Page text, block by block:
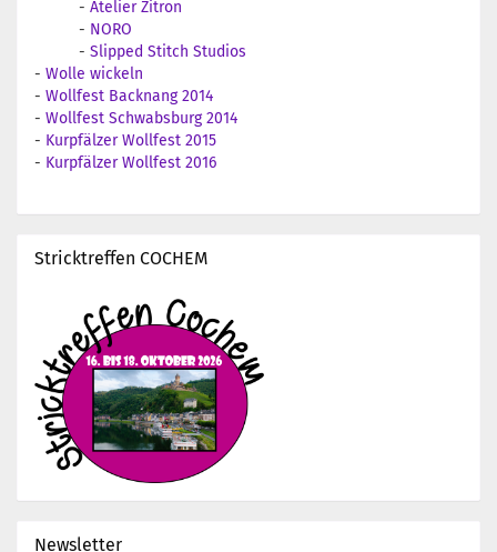
- Atelier Zitron
- NORO
- Slipped Stitch Studios
- Wolle wickeln
- Wollfest Backnang 2014
- Wollfest Schwabsburg 2014
- Kurpfälzer Wollfest 2015
- Kurpfälzer Wollfest 2016
Stricktreffen COCHEM
Newsletter